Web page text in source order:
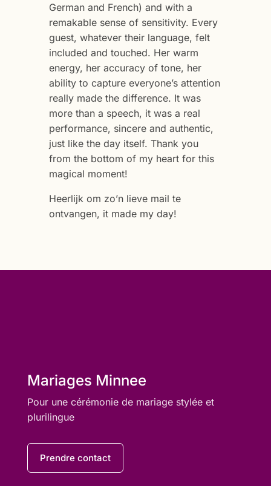
German and French) and with a
remakable sense of sensitivity. Every
guest, whatever their language, felt
included and touched. Her warm
energy, her accuracy of tone, her
ability to capture everyone’s attention
really made the difference. It was
more than a speech, it was a real
performance, sincere and authentic,
just like the day itself. Thank you
from the bottom of my heart for this
magical moment!
Heerlijk om zo’n lieve mail te
ontvangen, it made my day!
Mariages Minnee
Pour une cérémonie de mariage stylée et
plurilingue
Prendre contact